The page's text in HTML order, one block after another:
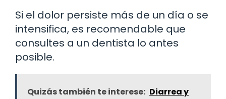
Si el dolor persiste más de un día o se
intensifica, es recomendable que
consultes a un dentista lo antes
posible.
Quizás también te interese: Diarrea y